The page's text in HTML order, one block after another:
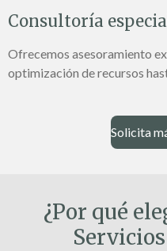
Consultoría
Ofrecemos asesoramiento
optimización de recursos
Solicita
¿Por qué